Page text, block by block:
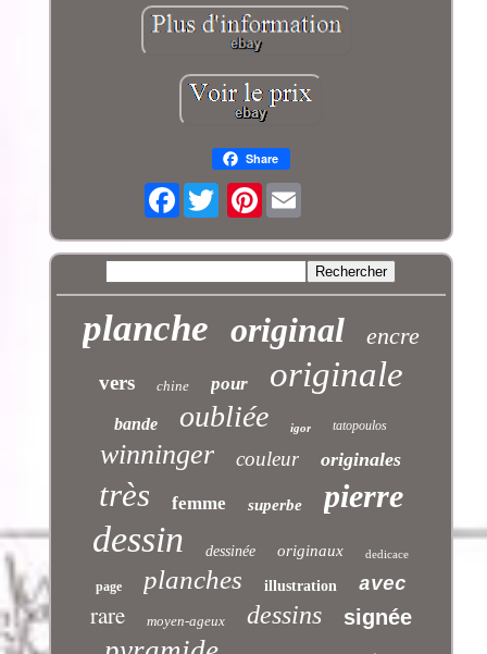
Share
Facebook Pinterest
planche original encre
vers chine pour originale
bande oubliée igor tatopoulos
winninger couleur originales
très femme superbe pierre
dessin dessinée originaux dedicace
page planches illustration avec
rare moyen-ageux dessins signée